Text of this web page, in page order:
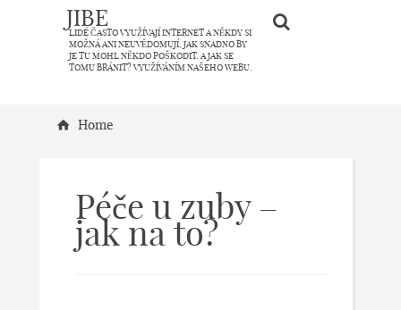
JIBE
LIDÉ ČASTO VYUŽÍVAJÍ INTERNET A NĚKDY SI
MOŽNÁ ANI NEUVĚDOMUJÍ, JAK SNADNO BY
JE TU MOHL NĚKDO POŠKODIT. A JAK SE
TOMU BRÁNIT? VYUŽÍVÁNÍM NAŠEHO WEBU.
Home
Péče u zuby –
jak na to?